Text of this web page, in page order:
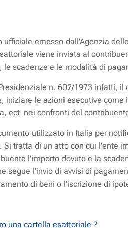
emesso dall'Agenzia
viene inviata al
scadenze e le modalità di
n. 602/1973 infatti,
iniziare le azioni esecutive
ect nei confronti del
utilizzato in Italia per
tratta di un atto con cui l'ente
l'importo dovuto e la
segue l'invio di avvisi di
di beni o l'iscrizione di
una cartella esattoriale ?